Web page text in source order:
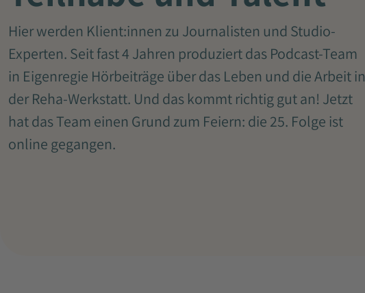
Hier werden Klient:innen zu Journalisten und Studio-
Experten. Seit fast 4 Jahren produziert das Podcast-Team
in Eigenregie Hörbeiträge über das Leben und die Arbeit in
der Reha-Werkstatt. Und das kommt richtig gut an! Jetzt
hat das Team einen Grund zum Feiern: die 25. Folge ist
online gegangen.